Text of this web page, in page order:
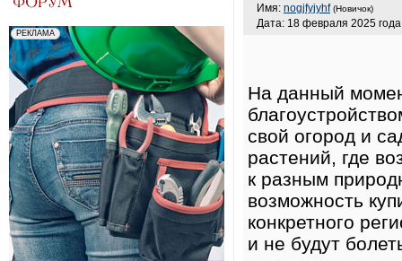
Имя: nogjfyjyhf (Новичок)
Дата: 18 февраля 2025
На данный
свой огород и
растений, где
к разным
возможность
конкретного
и не будут